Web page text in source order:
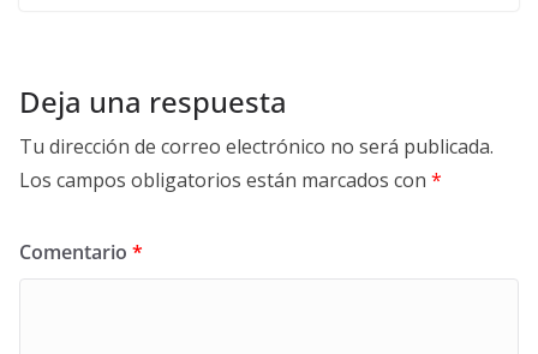
Deja una respuesta
Tu dirección de correo electrónico no será publicada.
Los campos obligatorios están marcados con *
Comentario *